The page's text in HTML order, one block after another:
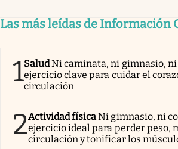
Las más leídas de Información
1SaludNi caminata, ni gimnasio,
ejercicio clave para cuidar el
circulación
2Actividad físicaNi gimnasio, ni
ejercicio ideal para perder peso,
circulación y tonificar los